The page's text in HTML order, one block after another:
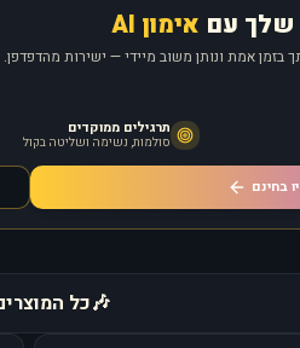
עם אימון AI
אמת ונותן משוב מיידי — ישירות מהדפדפן.
תרגילים ממוקדים
סולמות, נשימה ושליטה בקול
בחינם
🎶כל